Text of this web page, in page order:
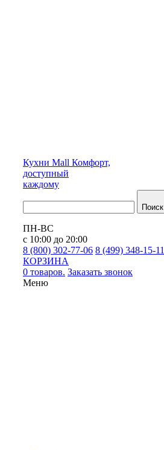
Кухни Mall Комфорт,
доступный
каждому
Поиск
ПН-ВС
с 10:00 до 20:00
8 (800) 302-77-06 8 (499) 348-15-11
КОРЗИНА
0 товаров. Заказать звонок
Меню